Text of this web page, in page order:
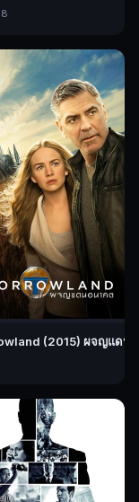
(2015) ผจญแดน